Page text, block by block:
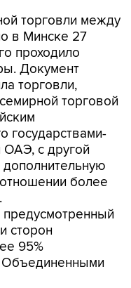
торговли между
в Минске 27
проходило
Документ
торговли,
торговой
государствами-
ОАЭ, с другой
более
сторон
95%